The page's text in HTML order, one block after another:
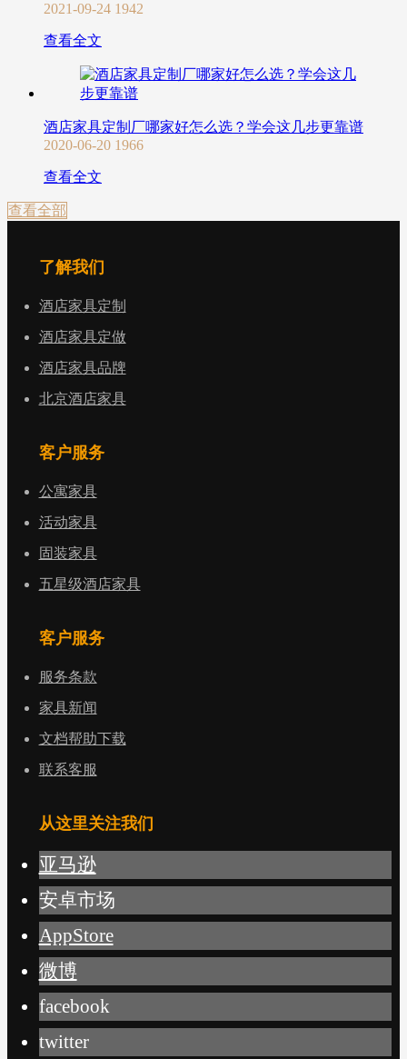
2021-09-24 1942
查看全文
酒店家具定制厂哪家好怎么选？学会这几步更靠谱
2020-06-20 1966
查看全文
查看全部
了解我们
酒店家具定制
酒店家具定做
酒店家具品牌
北京酒店家具
客户服务
公寓家具
活动家具
固装家具
五星级酒店家具
客户服务
服务条款
家具新闻
文档帮助下载
联系客服
从这里关注我们
亚马逊
安卓市场
AppStore
微博
facebook
twitter